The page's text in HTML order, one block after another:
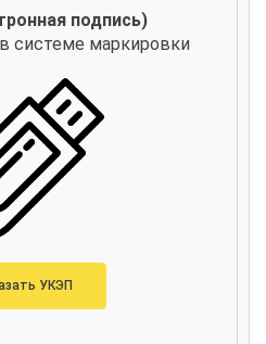
подпись)
системе маркировки
УКЭП